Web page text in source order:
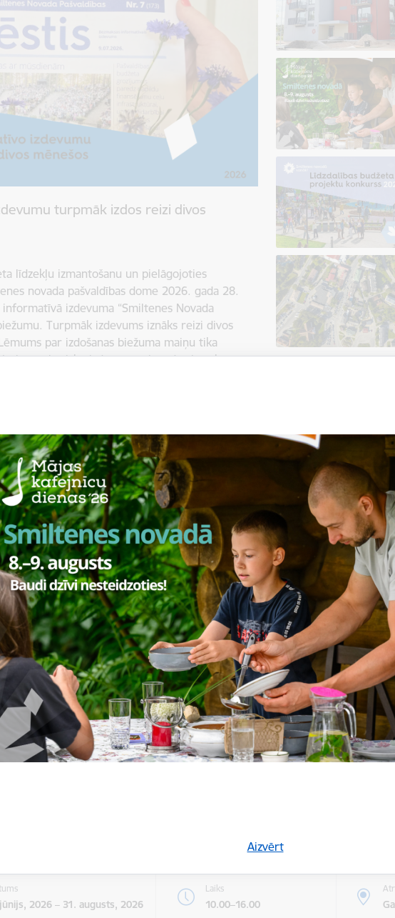
Aizvērt
turpmāk izdos reizi divos
līdzekļu izmantošanu un pielāgojoties
novada pašvaldības dome 2026. gada 28.
izdevuma “Smiltenes Novada
Turpmāk izdevums iznāks reizi divos
par izdošanas biežuma maiņu tika
uz būtisku izdevumu piegādes izmaksu
izmaksas pastkastītēs pieauga no
eiro, kopējām drukas un izplatīšanas
tūkstošus eiro. Lai saglabātu informācijas
izmantojot pašvaldības resursus, tika meklēts
Visi jaunumi
2026 – 31. decembris,
Laiks
8.00–20.00
2026. gada lielākie
2026 – 31. augusts, 2026
Laiks
10.00–16.00